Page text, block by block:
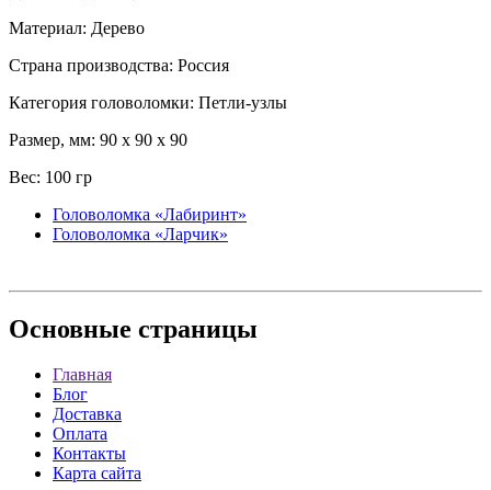
Материал: Дерево
Страна производства: Россия
Категория головоломки: Петли-узлы
Размер, мм: 90 x 90 x 90
Вес: 100 гр
Головоломка «Лабиринт»
Головоломка «Ларчик»
Основные страницы
Главная
Блог
Доставка
Оплата
Контакты
Карта сайта